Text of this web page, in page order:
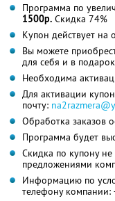
Программа по
1500р. Скидка 74%
Купон действует на
Вы можете
для себя и в подарок
Необходима
Для активации
почту:
Обработка заказов
Программа будет
Скидка по купону
предложениями
Информацию по
телефону компании: